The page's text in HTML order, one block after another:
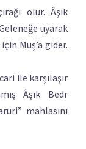
olur. Âşık
uyarak
Muş’a gider.
ile karşılaşır
Âşık Bedr
mahlasını